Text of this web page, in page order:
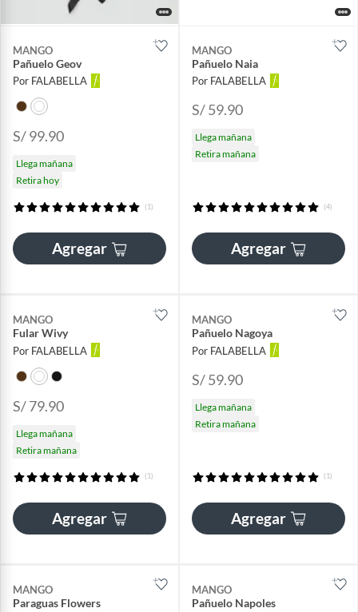
MANGO
Pañuelo Geov
Por FALABELLA
S/ 99.90
Llega mañana
Retira hoy
(1)
Agregar
MANGO
Pañuelo Naia
Por FALABELLA
S/ 59.90
Llega mañana
Retira mañana
(4)
Agregar
MANGO
Fular Wivy
Por FALABELLA
S/ 79.90
Llega mañana
Retira mañana
(1)
Agregar
MANGO
Pañuelo Nagoya
Por FALABELLA
S/ 59.90
Llega mañana
Retira mañana
(1)
Agregar
MANGO
Paraguas Flowers
MANGO
Pañuelo Napoles